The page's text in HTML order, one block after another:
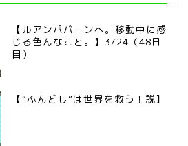
【ルアンパバーンへ。移動中に感
じる色んなこと。】3/24（48日
目）
【“ふんどし”は世界を救う！説】